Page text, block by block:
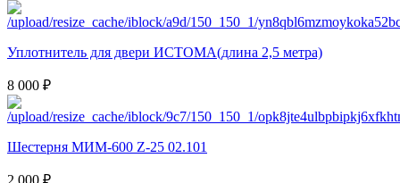
Уплотнитель для двери ИСТОМА(длина 2,5 метра)
8 000 ₽
Шестерня МИМ-600 Z-25 02.101